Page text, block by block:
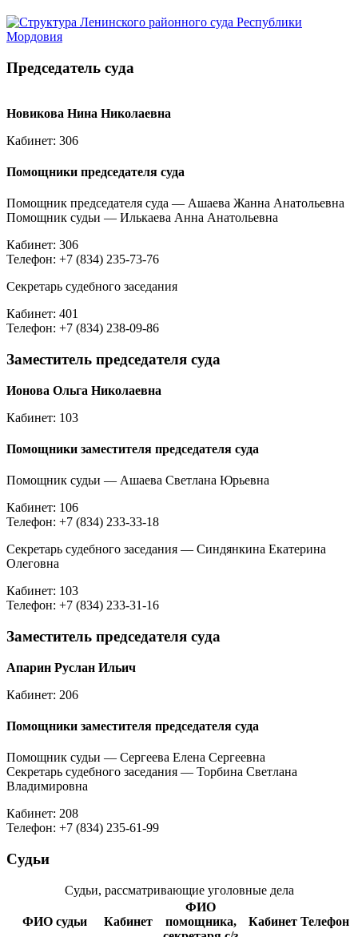
Председатель суда
Новикова Нина Николаевна
Кабинет: 306
Помощники председателя суда
Помощник председателя суда — Ашаева Жанна Анатольевна
Помощник судьи — Илькаева Анна Анатольевна
Кабинет: 306
Телефон: +7 (834) 235-73-76
Секретарь судебного заседания
Кабинет: 401
Телефон: +7 (834) 238-09-86
Заместитель председателя суда
Ионова Ольга Николаевна
Кабинет: 103
Помощники заместителя председателя суда
Помощник судьи — Ашаева Светлана Юрьевна
Кабинет: 106
Телефон: +7 (834) 233-33-18
Секретарь судебного заседания — Синдянкина Екатерина
Олеговна
Кабинет: 103
Телефон: +7 (834) 233-31-16
Заместитель председателя суда
Апарин Руслан Ильич
Кабинет: 206
Помощники заместителя председателя суда
Помощник судьи — Сергеева Елена Сергеевна
Секретарь судебного заседания — Торбина Светлана
Владимировна
Кабинет: 208
Телефон: +7 (834) 235-61-99
Судьи
Судьи, рассматривающие уголовные дела
ФИО судьи Кабинет
ФИО
помощника,
Кабинет Телефон